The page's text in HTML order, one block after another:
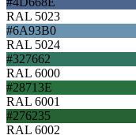
RAL 5023
#6A93B0
RAL 5024
#327662
RAL 6000
#28713E
RAL 6001
#276235
RAL 6002